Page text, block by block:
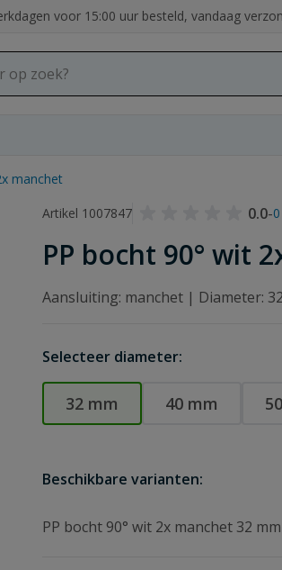
voor 15:00 uur besteld, vandaag
manchet
Artikel 1007847
0.0-
PP bocht 90° wit
Aansluiting: manchet | Diameter:
Selecteer diameter:
32 mm 40 mm
Beschikbare varianten:
PP bocht 90° wit 2x manchet 32 mm